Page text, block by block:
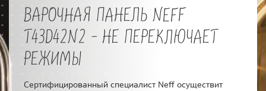
ВАРОЧНАЯ ПАНЕЛЬ NEFF
T43D42N2 - НЕ ПЕРЕКЛЮЧАЕТ
РЕЖИМЫ
Сертифицированный специалист Neff осуществит